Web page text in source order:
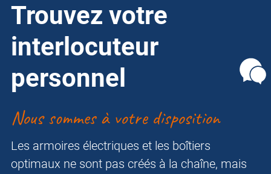
Trouvez votre
interlocuteur
personnel
Nous sommes à votre disposition
Les armoires électriques et les boîtiers
optimaux ne sont pas créés à la chaîne, mais